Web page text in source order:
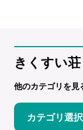
きくすい荘
他のカテゴリを見
カテゴリ選択